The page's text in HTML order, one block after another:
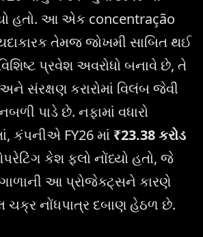
હતો. આ એક concentração
તેમજ જોખમી સાબિત થઈ
પ્રવેશ અવરોધો બનાવે છે, તે
સંરક્ષણ કરારોમાં વિલંબ જેવી
પાડે છે. નફામાં વધારો
કંપનીએ FY26 માં ₹23.38 કરોડ
કેશ ફ્લો નોંધ્યો હતો, જે
આ પ્રોજેક્ટ્સને કારણે
ચક્ર નોંધપાત્ર દબાણ હેઠળ છે.